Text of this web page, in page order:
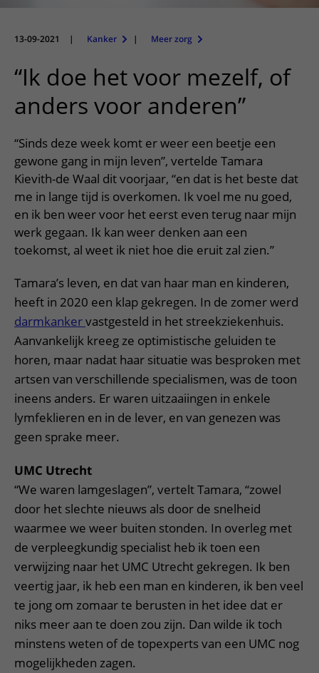
Wachttijden
Wijzigen patiëntgegevens
Mijn UMC Utrecht patiëntportaal
Bezoekregels
Parkeren
Wegwijs in het ziekenhuis
Contact met verpleegafdeling
Het Wilhelmina Kinderziekenhuis
Diagnostiek aanvragen
Zorgverlenersportaal
Onderwijs
Werken bij het UMC Utrecht
13-09-2021 | Kanker | Meer zorg
“Ik doe het voor mezelf, of
anders voor anderen”
“Sinds deze week komt er weer een beetje een
gewone gang in mijn leven”, vertelde Tamara
Kievith-de Waal dit voorjaar, “en dat is het beste dat
me in lange tijd is overkomen. Ik voel me nu goed,
en ik ben weer voor het eerst even terug naar mijn
werk gegaan. Ik kan weer denken aan een
toekomst, al weet ik niet hoe die eruit zal zien.”
Tamara’s leven, en dat van haar man en kinderen,
heeft in 2020 een klap gekregen. In de zomer werd
darmkankervastgesteld in het streekziekenhuis.
Aanvankelijk kreeg ze optimistische geluiden te
horen, maar nadat haar situatie was besproken met
artsen van verschillende specialismen, was de toon
ineens anders. Er waren uitzaaiingen in enkele
lymfeklieren en in de lever, en van genezen was
geen sprake meer.
UMC Utrecht
“We waren lamgeslagen”, vertelt Tamara, “zowel
door het slechte nieuws als door de snelheid
waarmee we weer buiten stonden. In overleg met
de verpleegkundig specialist heb ik toen een
verwijzing naar het UMC Utrecht gekregen. Ik ben
veertig jaar, ik heb een man en kinderen, ik ben veel
te jong om zomaar te berusten in het idee dat er
niks meer aan te doen zou zijn. Dan wilde ik toch
minstens weten of de topexperts van een UMC nog
mogelijkheden zagen.